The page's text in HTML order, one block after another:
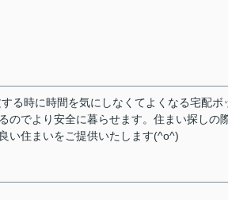
る時に時間を気にしなくてよくなる宅配ボ
のでより安全に暮らせます。住まい探しの
い住まいをご提供いたします(^o^)